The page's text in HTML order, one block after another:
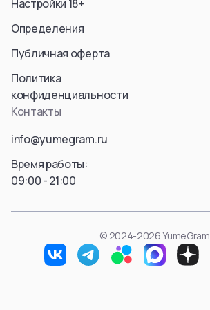
Aura
Himmel
Fern / Фрирен
Friren
Marcille Donato
Смотреть все
Настройки 18+
Определения
Публичная оферта
Политика
конфиденциальности
Контакты
info@yumegram.ru
Время работы:
09:00 - 21:00
© 2024-2026 YumeGram